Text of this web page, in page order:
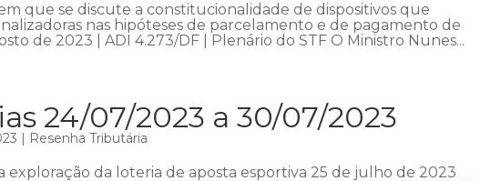
que se discute a constitucionalidade de dispositivos que
nas hipóteses de parcelamento e de pagamento de
de 2023 | ADI 4.273/DF | Plenário do STF O Ministro Nunes...
24/07/2023 a 30/07/2023
| Resenha Tributária
exploração da loteria de aposta esportiva 25 de julho de 2023